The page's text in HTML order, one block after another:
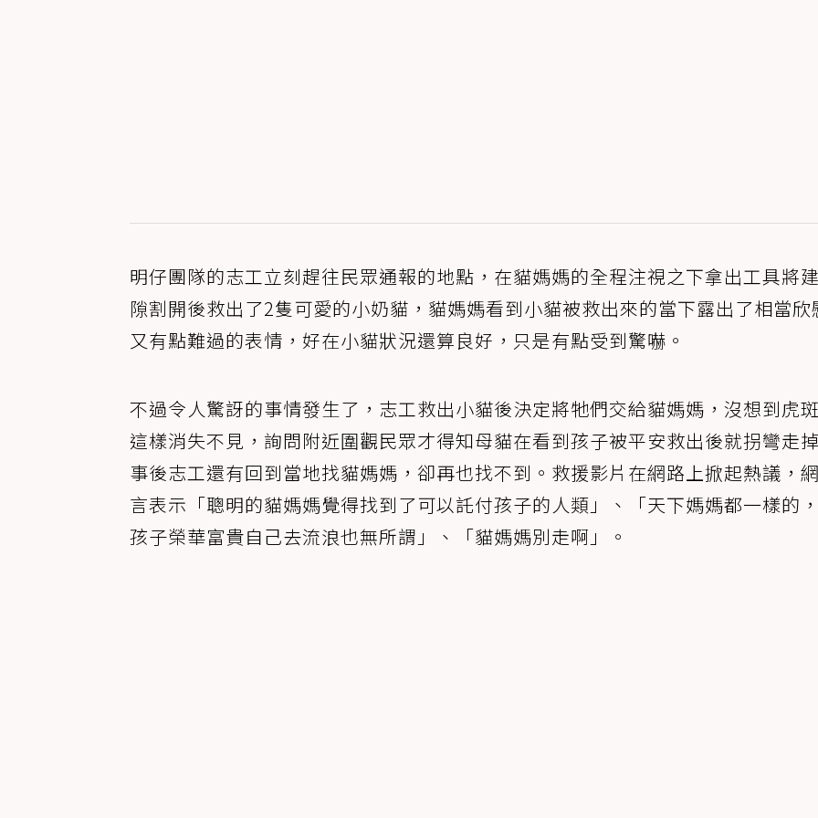
明仔團隊的志工立刻趕往民眾通報的地點，在貓媽媽的全程注視之下拿出工具將
隙割開後救出了2隻可愛的小奶貓，貓媽媽看到小貓被救出來的當下露出了相當欣
又有點難過的表情，好在小貓狀況還算良好，只是有點受到驚嚇。
不過令人驚訝的事情發生了，志工救出小貓後決定將牠們交給貓媽媽，沒想到虎
這樣消失不見，詢問附近圍觀民眾才得知母貓在看到孩子被平安救出後就拐彎走掉
事後志工還有回到當地找貓媽媽，卻再也找不到。救援影片在網路上掀起熱議，
言表示「聰明的貓媽媽覺得找到了可以託付孩子的人類」、「天下媽媽都一樣的
孩子榮華富貴自己去流浪也無所謂」、「貓媽媽別走啊」。